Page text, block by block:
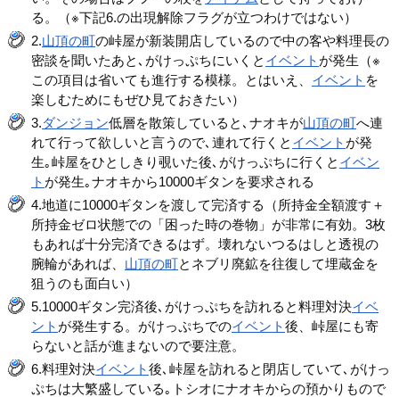
る。（※下記6.の出現解除フラグが立つわけではない）
2.山頂の町の峠屋が新装開店しているので中の客や料理長の
密談を聞いたあと､がけっぷちにいくと イベント が発生（※
この項目は省いても進行する模様。とはいえ、 イベント を
楽しむためにもぜひ見ておきたい）
3.ダンジョン低層を散策していると､ナオキが山頂の町へ連
れて行って欲しいと言うので､連れて行くと イベント が発
生｡峠屋をひとしきり覗いた後､がけっぷちに行くと イベン
ト が発生｡ナオキから10000ギタンを要求される
4.地道に10000ギタンを渡して完済する（所持金全額渡す＋
所持金ゼロ状態での「困った時の巻物」が非常に有効。3枚
もあれば十分完済できるはず。壊れないつるはしと透視の
腕輪があれば、 山頂の町とネブリ廃鉱を往復して埋蔵金を
狙うのも面白い）
5.10000ギタン完済後､がけっぷちを訪れると料理対決イベ
ント が発生する。がけっぷちでのイベント後、峠屋にも寄
らないと話が進まないので要注意。
6.料理対決イベント後､峠屋を訪れると閉店していて､がけっ
ぷちは大繁盛している｡トシオにナオキからの預かりもので